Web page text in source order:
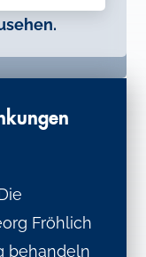
Fröhlich
behandeln